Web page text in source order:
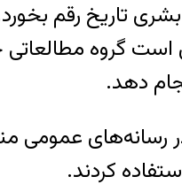
مطالعاتی
دهد.
در رسانه‌های
کردند.